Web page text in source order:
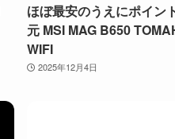
ほぼ最安のうえにポイン
元 MSI MAG B650
WIFI
2025年12月4日